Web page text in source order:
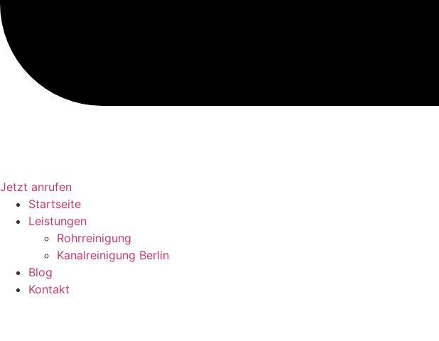
Jetzt anrufen
Startseite
Leistungen
Rohrreinigung
Kanalreinigung Berlin
Blog
Kontakt